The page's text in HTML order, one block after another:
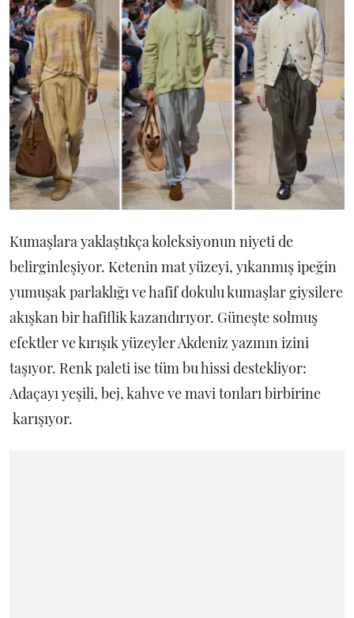
Kumaşlara yaklaştıkça koleksiyonun niyeti de
belirginleşiyor. Ketenin mat yüzeyi, yıkanmış ipeğin
yumuşak parlaklığı ve hafif dokulu kumaşlar giysilere
akışkan bir hafiflik kazandırıyor. Güneşte solmuş
efektler ve kırışık yüzeyler Akdeniz yazının izini
taşıyor. Renk paleti ise tüm bu hissi destekliyor:
Adaçayı yeşili, bej, kahve ve mavi tonları birbirine
karışıyor.